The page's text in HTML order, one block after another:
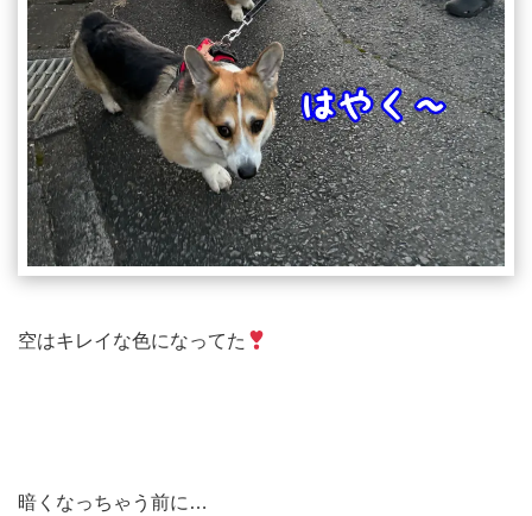
空はキレイな色になってた
暗くなっちゃう前に…